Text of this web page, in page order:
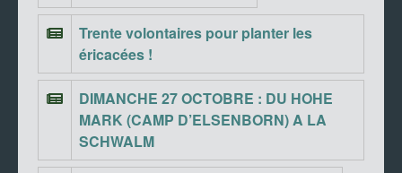
Trente volontaires pour planter les
éricacées !
DIMANCHE 27 OCTOBRE : DU HOHE
MARK (CAMP D’ELSENBORN) A LA
SCHWALM